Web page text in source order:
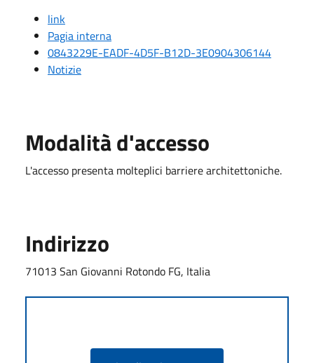
link
Pagia interna
0843229E-EADF-4D5F-B12D-3E0904306144
Notizie
Modalità d'accesso
L'accesso presenta molteplici barriere architettoniche.
Indirizzo
71013 San Giovanni Rotondo FG, Italia